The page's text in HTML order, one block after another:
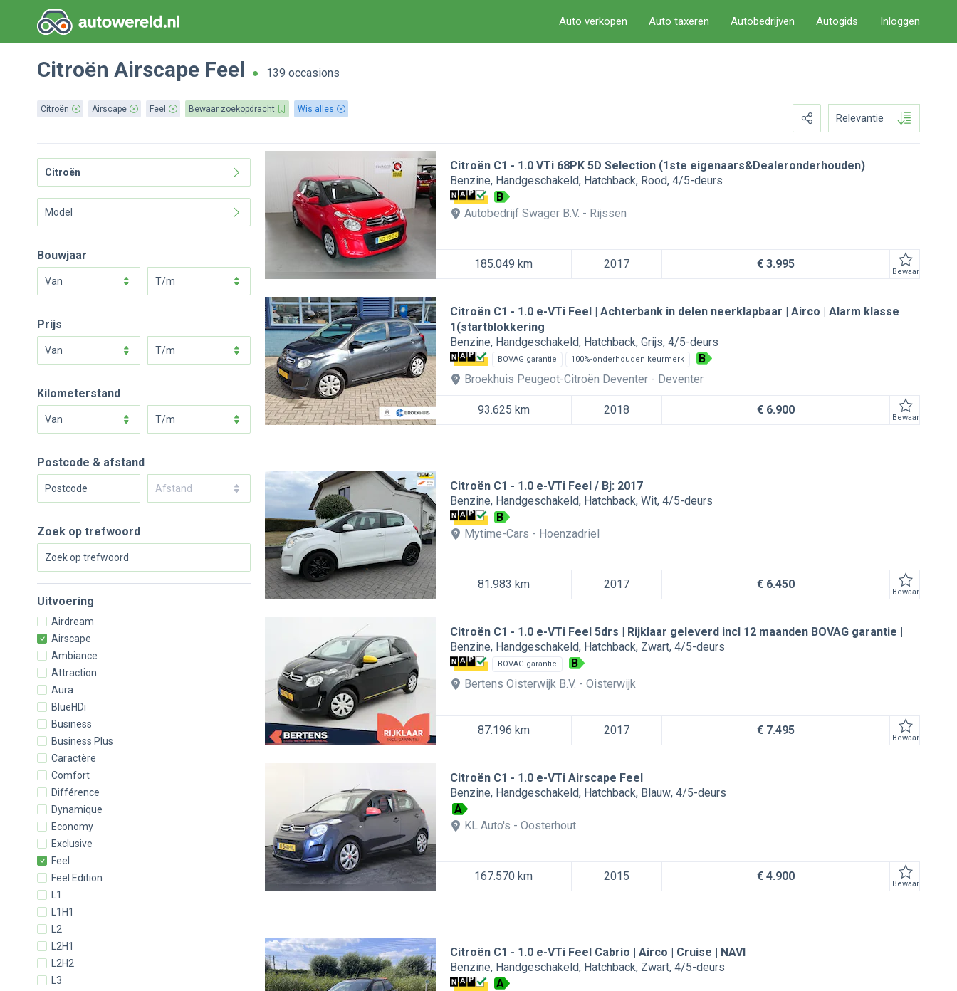
Auto verkopen Auto taxeren Autobedrijven Autogids Inloggen
Citroën Airscape Feel 139 occasions
Citroën Airscape Feel Bewaar zoekopdracht Wis alles
Relevantie
Citroën
Model
Bouwjaar
van t/m
Prijs
van t/m
Kilometerstand
van t/m
Postcode & afstand
Afstand
Zoek op trefwoord
Uitvoering
Airdream
Airscape
Ambiance
Attraction
Aura
BlueHDi
Business
Business Plus
Caractère
Comfort
Différence
Dynamique
Economy
Exclusive
Feel
Feel Edition
L1
L1H1
L2
L2H1
L2H2
L3
Citroën C1
1.0 VTi 68PK 5D Selection (1ste eigenaars&Dealeronderhouden)
Benzine Handgeschakeld Hatchback Rood 4/5-deurs
B
Autobedrijf Swager B.V.
Rijssen
185.049 km 2017 € 3.995
Bewaar
Citroën C1
1.0 e-VTi Feel | Achterbank in delen neerklapbaar | Airco | Alarm klasse
1(startblokkering
Benzine Handgeschakeld Hatchback Grijs 4/5-deurs
BOVAG garantie 100%-onderhouden keurmerk
B
Broekhuis Peugeot-Citroën Deventer
Deventer
93.625 km 2018 € 6.900
Bewaar
Citroën C1
1.0 e-VTi Feel / Bj: 2017
Benzine Handgeschakeld Hatchback Wit 4/5-deurs
B
Mytime-Cars
Hoenzadriel
81.983 km 2017 € 6.450
Bewaar
Citroën C1
1.0 e-VTi Feel 5drs | Rijklaar geleverd incl 12 maanden BOVAG garantie |
Benzine Handgeschakeld Hatchback Zwart 4/5-deurs
BOVAG garantie
B
Bertens Oisterwijk B.V.
Oisterwijk
87.196 km 2017 € 7.495
Bewaar
Citroën C1
1.0 e-VTi Airscape Feel
Benzine Handgeschakeld Hatchback Blauw 4/5-deurs
A
KL Auto's
Oosterhout
167.570 km 2015 € 4.900
Bewaar
Citroën C1
1.0 e-VTi Feel Cabrio | Airco | Cruise | NAVI
Benzine Handgeschakeld Hatchback Zwart 4/5-deurs
A